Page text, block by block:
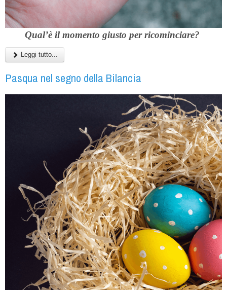
Qual’è il momento giusto per ricominciare?
Leggi tutto...
Pasqua nel segno della Bilancia